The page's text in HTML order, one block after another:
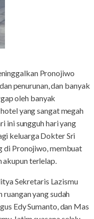
Pronojiwo
penurunan, dan banyak
oleh banyak
yang sangat megah
ini sungguh hari yang
keluarga Dokter Sri
di Pronojiwo, membuat
akupun terlelap.
Sekretaris Lazismu
yang sudah
Edy Sumanto, dan Mas